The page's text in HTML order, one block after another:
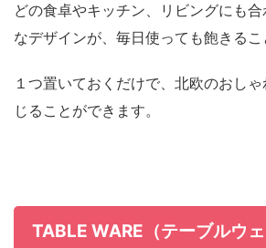
どの食卓やキッチン、リビングにも
なデザインが、毎日使っても飽きるこ
１つ置いておくだけで、北欧のおし
じることができます。
TABLE WARE（テーブルウェ